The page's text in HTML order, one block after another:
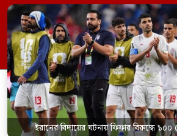
লতফোল্লাহ আফরাসিয়াবি এ
বৃহস্পতিবার (২ জুলাই)
একটি ফেডারেল আদালতে
আফরাসিয়াবি দাবি করেন,
গ্রুপ পর্বে মিশরের বিপক্ষে
[…]
ইরানের বিদায়ের ঘটনায় ফিফার বিরুদ্ধে ১০০